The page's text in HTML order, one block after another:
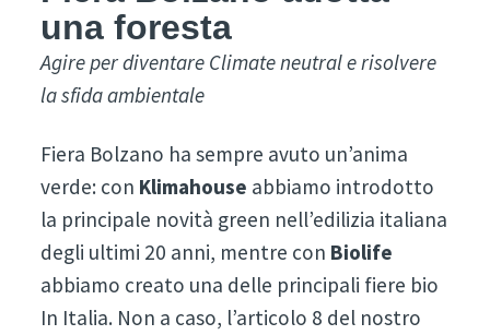
una foresta
Agire per diventare Climate neutral e risolvere
la sfida ambientale
Fiera Bolzano ha sempre avuto un’anima
verde: con Klimahouse abbiamo introdotto
la principale novità green nell’edilizia italiana
degli ultimi 20 anni, mentre con Biolife
abbiamo creato una delle principali fiere bio
In Italia. Non a caso, l’articolo 8 del nostro